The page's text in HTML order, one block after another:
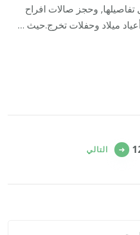
وحجز صالات افراح
ميلاد وحفلات تخرج.حيث …
التالي